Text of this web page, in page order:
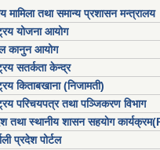
मामिला तथा समान्य प्रशासन मन्त्रालय
योजना आयोग
कानुन आयोग
सतर्कता केन्द्र
किताबखाना (निजामती)
परिचयपत्र तथा पञ्जिकरण विभाग
तथा स्थानीय शासन सहयाेग
प्रदेश पोर्टल